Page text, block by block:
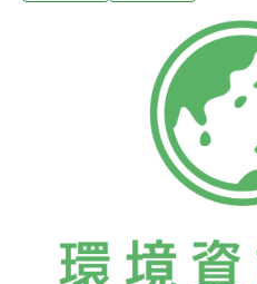
題為「活絡資金以對抗氣候
秘書長與聯合國環境署執行
Steiner）指出：「數千億得
業，而更大量的資金正摩拳
行強而有力的新氣候管理模
場交易機制。」來自各行各
融家、創業家、政府與勞工
國環境署的年鑑顯示，對抗